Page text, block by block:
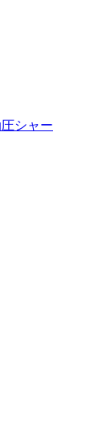
シャー